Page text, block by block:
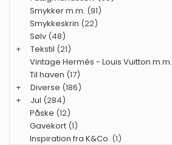
Smykker m.m. (91)
Smykkeskrin (22)
Sølv (48)
+
Tekstil (21)
Vintage Hermés - Louis Vuitton m.m.
Til haven (17)
+
Diverse (186)
+
Jul (284)
Påske (12)
Gavekort (1)
Inspiration fra K&Co. (1)